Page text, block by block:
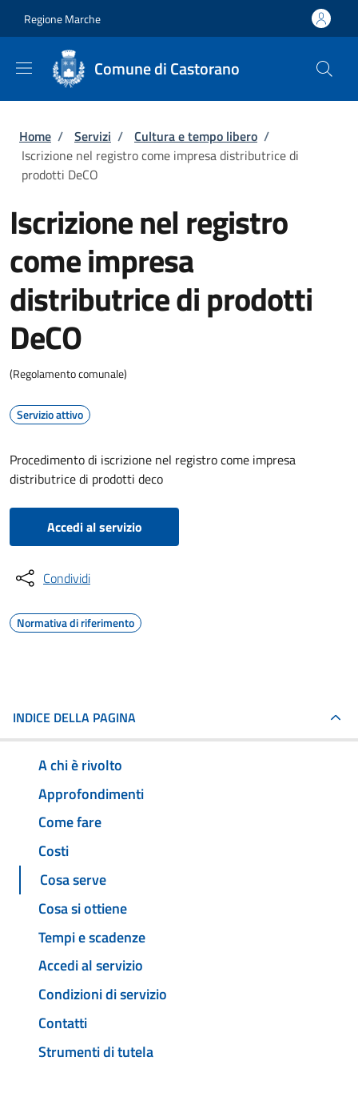
Regione Marche
Comune di Castorano
Briciole di pane
Home / Servizi / Cultura e tempo libero /
Iscrizione nel registro come impresa distributrice di
prodotti DeCO
Iscrizione nel registro
come impresa
distributrice di prodotti
DeCO
(Regolamento comunale)
Servizio attivo
Procedimento di iscrizione nel registro come impresa
distributrice di prodotti deco
Accedi al servizio
Condividi
Normativa di riferimento
INDICE DELLA PAGINA
A chi è rivolto
Approfondimenti
Come fare
Costi
Cosa serve
Cosa si ottiene
Tempi e scadenze
Accedi al servizio
Condizioni di servizio
Contatti
Strumenti di tutela